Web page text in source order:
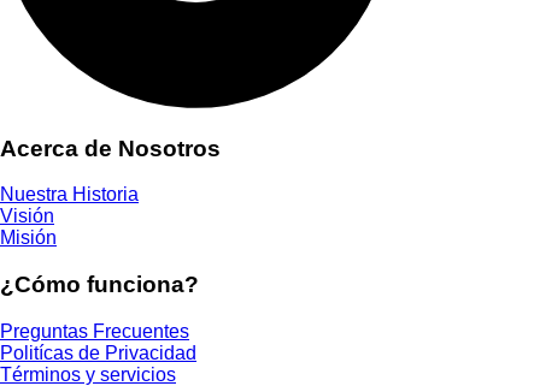
Acerca de Nosotros
Nuestra Historia
Visión
Misión
¿Cómo funciona?
Preguntas Frecuentes
Politícas de Privacidad
Términos y servicios